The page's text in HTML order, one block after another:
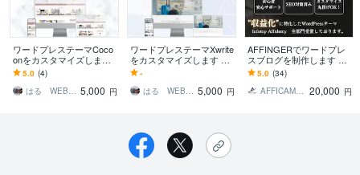
ワードプレステーマCoco
onをカスタマイズします
ブログをお好みのデザイ
ンにします。
5.0 (4)
はる WEBエンジニア 5,000 円
ワードプレステーマXwrite
をカスタマイズします ブ
ログをお好みのデザイン
にします。
-
はる WEBエンジニア 5,000 円
AFFINGERでワードプレ
スブログを制作します カ
スタマイズ途中のサイト
も対応させていただきま
す！
5.0 (34)
AFFICAMP ブログ・HP制作 20,000 円